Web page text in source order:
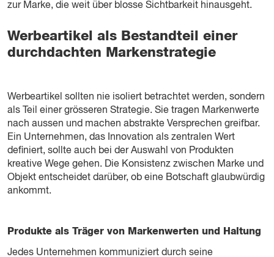
zur Marke, die weit über blosse Sichtbarkeit hinausgeht.
Werbeartikel als Bestandteil einer
durchdachten Markenstrategie
Werbeartikel sollten nie isoliert betrachtet werden, sondern
als Teil einer grösseren Strategie. Sie tragen Markenwerte
nach aussen und machen abstrakte Versprechen greifbar.
Ein Unternehmen, das Innovation als zentralen Wert
definiert, sollte auch bei der Auswahl von Produkten
kreative Wege gehen. Die Konsistenz zwischen Marke und
Objekt entscheidet darüber, ob eine Botschaft glaubwürdig
ankommt.
Produkte als Träger von Markenwerten und Haltung
Jedes Unternehmen kommuniziert durch seine